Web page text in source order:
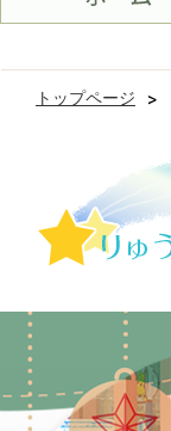
トップページ >